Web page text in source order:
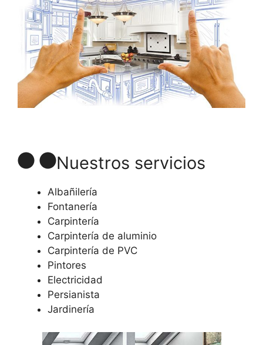
Nuestros servicios
Albañilería
Fontanería
Carpintería
Carpintería de aluminio
Carpintería de PVC
Pintores
Electricidad
Persianista
Jardinería